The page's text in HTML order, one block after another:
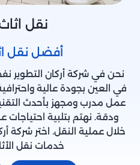
نقل
أفضل نقل
نحن في شركة أركان التطوير
في العين بجودة عالية
عمل مدرب ومجهز بأحدث
ودقة. نهتم بتلبية احتياجات
خلال عملية النقل. اختر شركة
خدمات نقل